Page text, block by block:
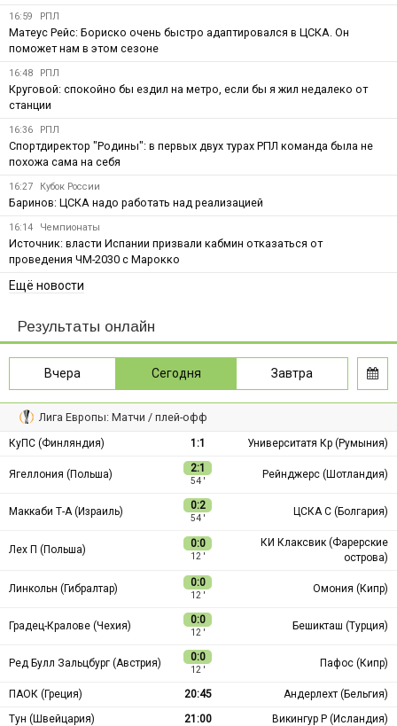
16:59 РПЛ
Матеус Рейс: Бориско очень быстро адаптировался в ЦСКА. Он
поможет нам в этом сезоне
16:48 РПЛ
Круговой: спокойно бы ездил на метро, если бы я жил недалеко от
станции
16:36 РПЛ
Спортдиректор "Родины": в первых двух турах РПЛ команда была не
похожа сама на себя
16:27 Кубок России
Баринов: ЦСКА надо работать над реализацией
16:14 Чемпионаты
Источник: власти Испании призвали кабмин отказаться от
проведения ЧМ-2030 с Марокко
Ещё новости
Результаты онлайн
Вчера Сегодня Завтра
Лига Европы: Матчи / плей-офф
КуПС (Финляндия) 1:1 Университатя Кр (Румыния)
Ягеллония (Польша) 2:1
54 ′
Рейнджерс (Шотландия)
Маккаби Т-А (Израиль) 0:2
54 ′
ЦСКА С (Болгария)
Лех П (Польша) 0:0
12 ′
КИ Клаксвик (Фарерские
острова)
Линкольн (Гибралтар) 0:0
12 ′
Омония (Кипр)
Градец-Кралове (Чехия) 0:0
12 ′
Бешикташ (Турция)
Ред Булл Зальцбург (Австрия) 0:0
12 ′
Пафос (Кипр)
ПАОК (Греция) 20:45
Андерлехт (Бельгия)
Тун (Швейцария)
21:00
Викингур Р (Исландия)